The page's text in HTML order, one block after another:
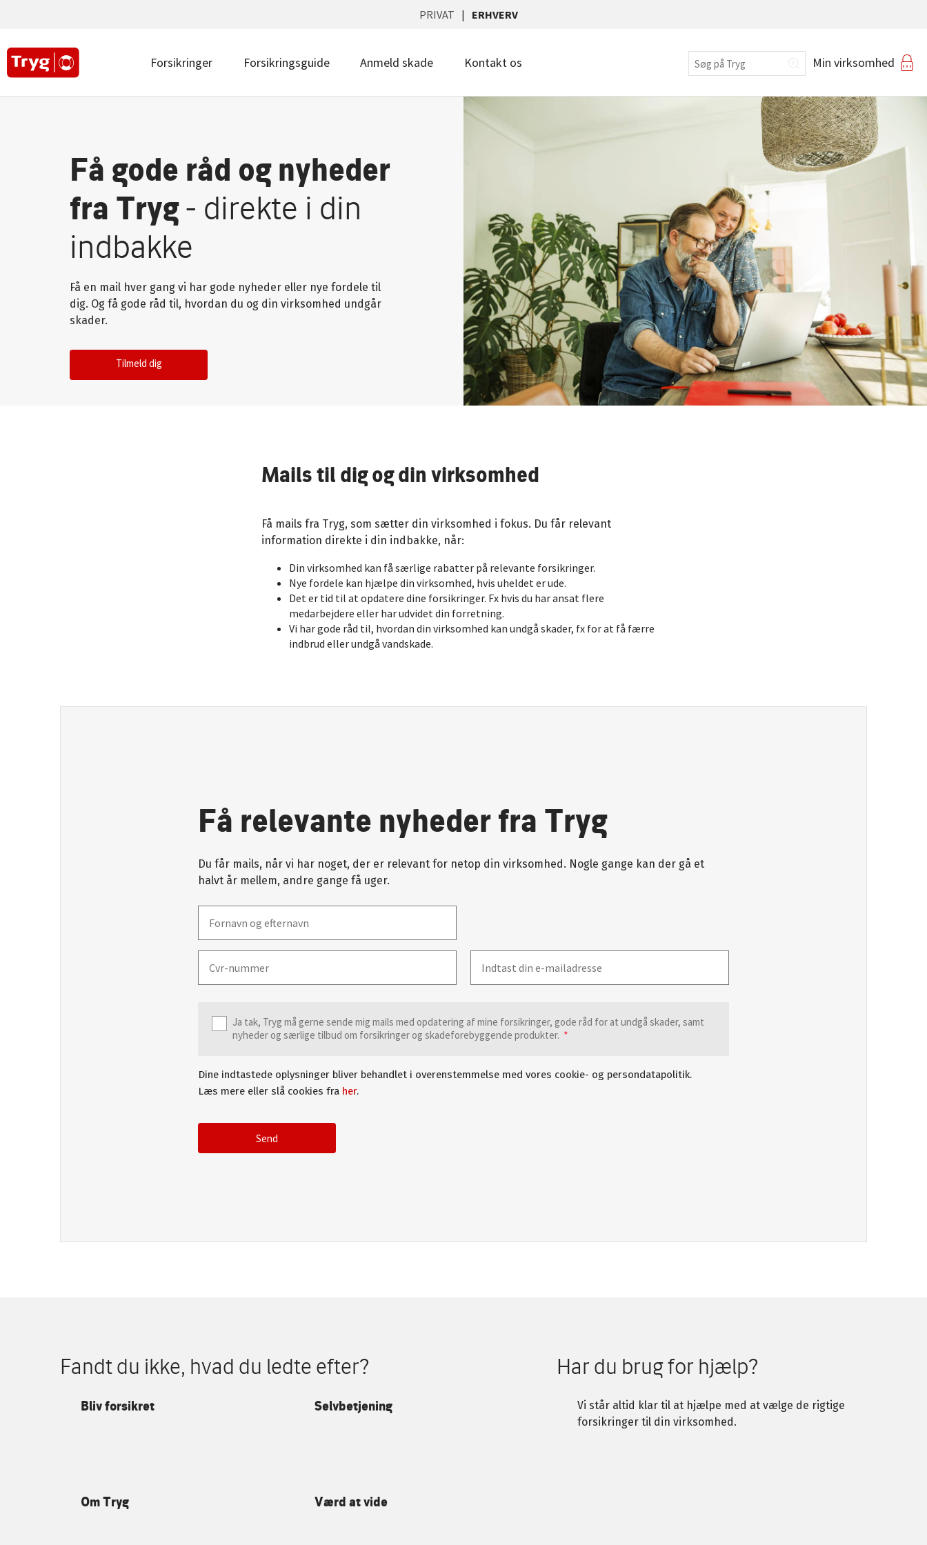
Erhverv
PRIVAT ERHVERV
Main
|
Forsikringer Forsikringsguide Anmeld skade Kontakt os
Erhverv
Login
Min virksomhed
Få gode råd og nyheder
fra Tryg- direkte i din
indbakke
Få en mail hver gang vi har gode nyheder eller nye fordele til
dig. Og få gode råd til, hvordan du og din virksomhed undgår
skader.
Tilmeld dig
Mails til dig og din virksomhed
Få mails fra Tryg, som sætter din virksomhed i fokus. Du får relevant
information direkte i din indbakke, når:
Din virksomhed kan få særlige rabatter på relevante forsikringer.
Nye fordele kan hjælpe din virksomhed, hvis uheldet er ude.
Det er tid til at opdatere dine forsikringer. Fx hvis du har ansat flere
medarbejdere eller har udvidet din forretning.
Vi har gode råd til, hvordan din virksomhed kan undgå skader, fx for at få færre
indbrud eller undgå vandskade.
Få relevante nyheder fra Tryg
Du får mails, når vi har noget, der er relevant for netop din virksomhed. Nogle gange kan der gå et
halvt år mellem, andre gange få uger.
Ja tak, Tryg må gerne sende mig mails med opdatering af mine forsikringer, gode råd for at undgå skader, samt
nyheder og særlige tilbud om forsikringer og skadeforebyggende produkter.
Dine indtastede oplysninger bliver behandlet i overenstemmelse med vores cookie- og persondatapolitik.
Læs mere eller slå cookies fra her.
Send
Fandt du ikke, hvad du ledte efter?
Bliv forsikret Selvbetjening
Om Tryg Værd at vide
Har du brug for hjælp?
Vi står altid klar til at hjælpe med at vælge de rigtige
forsikringer til din virksomhed.